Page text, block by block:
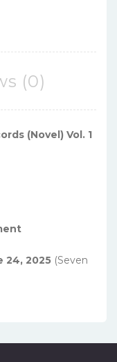
(0)
(Novel) Vol. 1
24, 2025 (Seven